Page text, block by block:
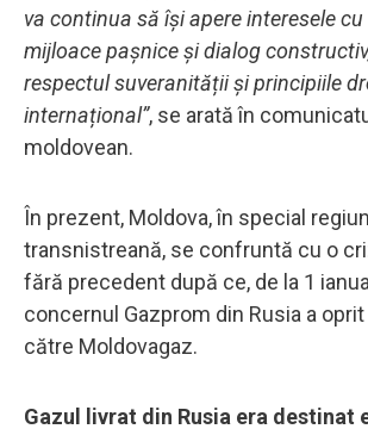
va continua să își apere interesele
mijloace pașnice și dialog
respectul suveranității și principiile
internațional”, se arată în
moldovean.
În prezent, Moldova, în special
transnistreană, se confruntă cu o
fără precedent după ce, de la 1
concernul Gazprom din Rusia a
către Moldovagaz.
Gazul livrat din Rusia era destinat